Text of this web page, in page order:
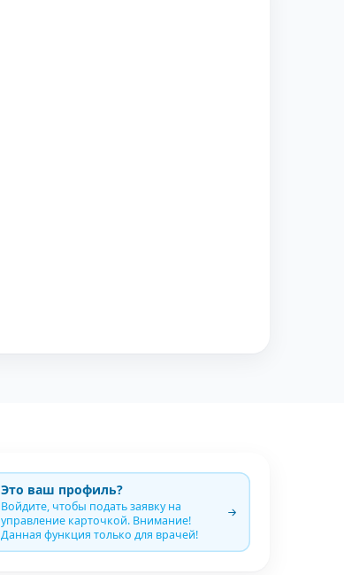
Это ваш профиль?
Войдите, чтобы подать заявку на
управление карточкой. Внимание!
Данная функция только для врачей!